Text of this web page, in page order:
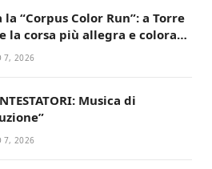
la “Corpus Color Run”: a Torre
la corsa più allegra e colorata
7, 2026
Musica di
7, 2026